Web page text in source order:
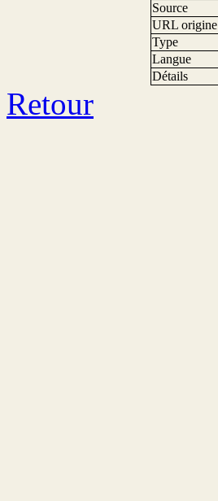
Source
URL origine
Type
Langue
Détails
Retour